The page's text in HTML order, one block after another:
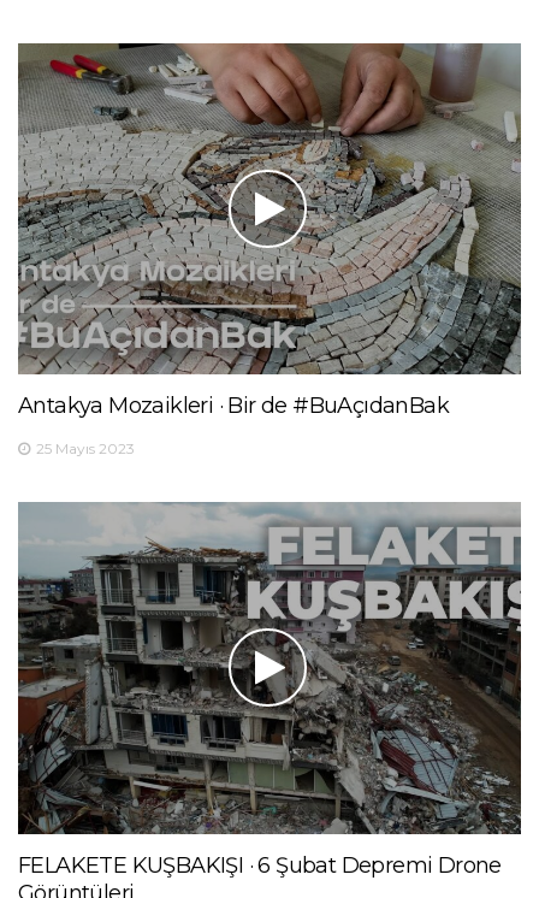
Antakya Mozaikleri · Bir de #BuAçıdanBak
25 Mayıs 2023
FELAKETE KUŞBAKIŞI · 6 Şubat Depremi Drone
Görüntüleri